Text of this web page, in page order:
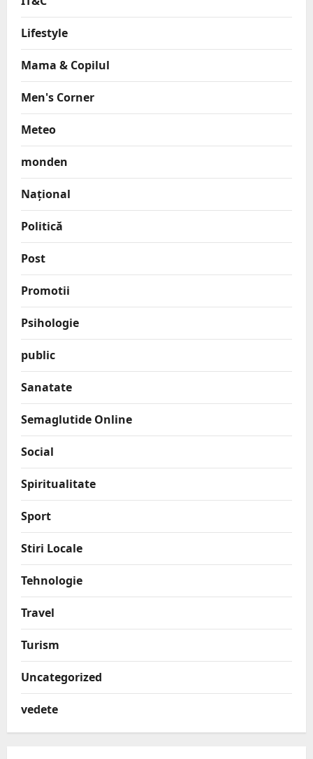
Lifestyle
Mama & Copilul
Men's Corner
Meteo
monden
Național
Politică
Post
Promotii
Psihologie
public
Sanatate
Semaglutide Online
Social
Spiritualitate
Sport
Stiri Locale
Tehnologie
Travel
Turism
Uncategorized
vedete